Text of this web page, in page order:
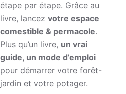
étape par étape. Grâce au
livre, lancez votre espace
comestible & permacole.
Plus qu’un livre, un vrai
guide, un mode d’emploi
pour démarrer votre forêt-
jardin et votre potager.